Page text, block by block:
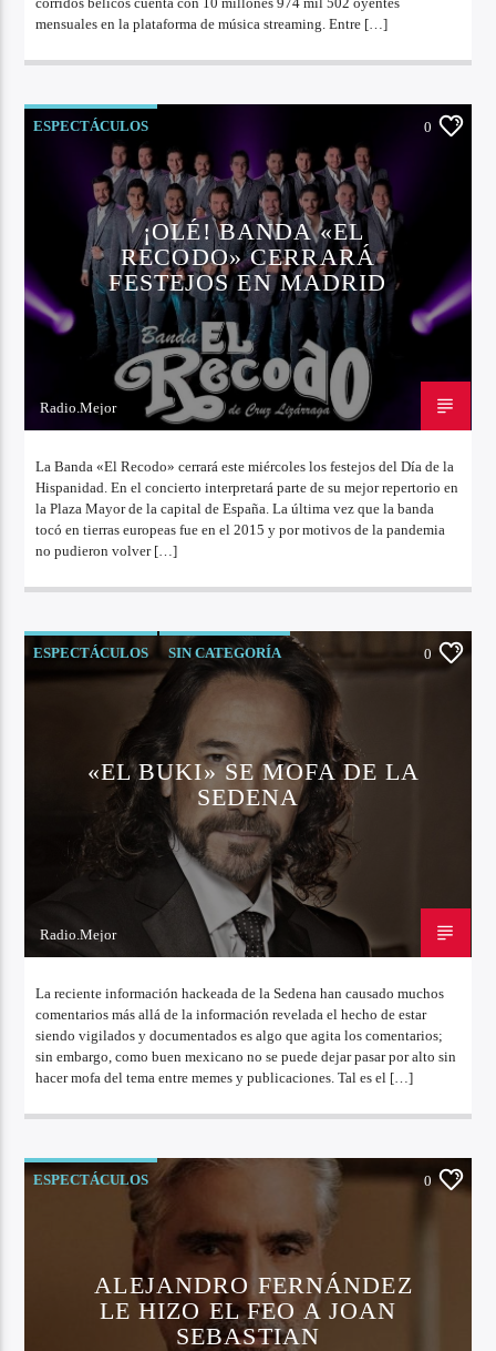
mensuales en la plataforma de música streaming. Entre […]
ESPECTÁCULOS 0
¡OLÉ! BANDA «EL
RECODO» CERRARÁ
FESTEJOS EN MADRID
Radio.Mejor
La Banda «El Recodo» cerrará este miércoles los festejos del Día de la
Hispanidad. En el concierto interpretará parte de su mejor repertorio en
la Plaza Mayor de la capital de España. La última vez que la banda
tocó en tierras europeas fue en el 2015 y por motivos de la pandemia
no pudieron volver […]
ESPECTÁCULOS SIN CATEGORÍA 0
«EL BUKI» SE MOFA DE LA
SEDENA
Radio.Mejor
La reciente información hackeada de la Sedena han causado muchos
comentarios más allá de la información revelada el hecho de estar
siendo vigilados y documentados es algo que agita los comentarios;
sin embargo, como buen mexicano no se puede dejar pasar por alto sin
hacer mofa del tema entre memes y publicaciones. Tal es el […]
ESPECTÁCULOS 0
ALEJANDRO FERNÁNDEZ
LE HIZO EL FEO A JOAN
SEBASTIAN